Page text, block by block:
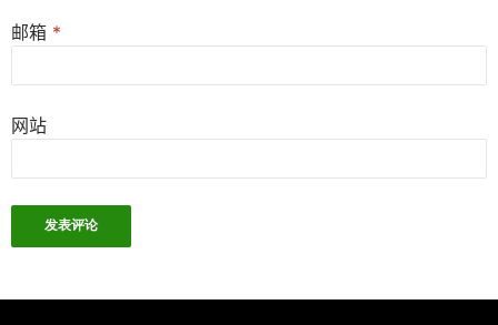
邮箱 *
网站